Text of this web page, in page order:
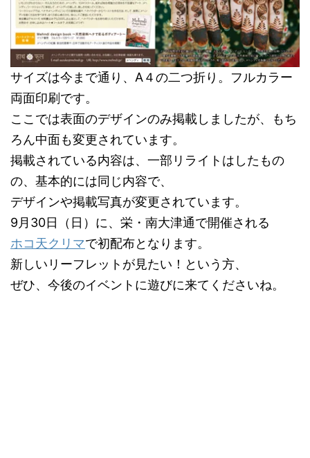
サイズは今まで通り、A４の二つ折り。フルカラー
両面印刷です。
ここでは表面のデザインのみ掲載しましたが、もち
ろん中面も変更されています。
掲載されている内容は、一部リライトはしたもの
の、基本的には同じ内容で、
デザインや掲載写真が変更されています。
9月30日（日）に、栄・南大津通で開催される
ホコ天クリマで初配布となります。
新しいリーフレットが見たい！という方、
ぜひ、今後のイベントに遊びに来てくださいね。